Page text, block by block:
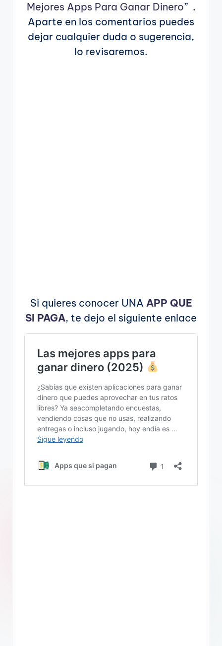
Mejores Apps Para Ganar Dinero” .
Aparte en los comentarios puedes
dejar cualquier duda o sugerencia,
lo revisaremos.
Si quieres conocer UNA APP QUE
SI PAGA, te dejo el siguiente enlace